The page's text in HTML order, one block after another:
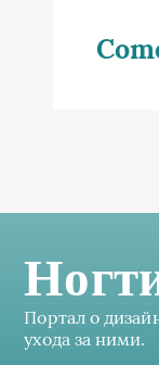
Портал о
ухода за ними.